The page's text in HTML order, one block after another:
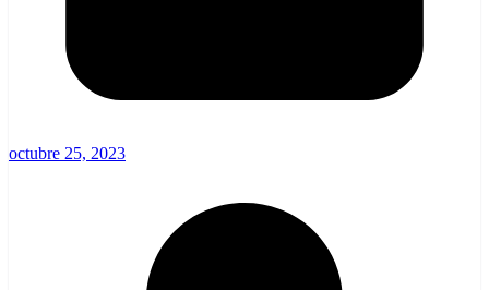
octubre 25, 2023